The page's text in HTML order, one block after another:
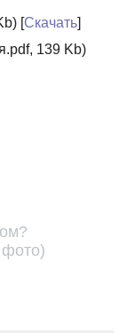
[Скачать]
139 Kb)